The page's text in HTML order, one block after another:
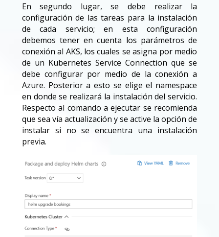
En segundo lugar, se debe realizar la
configuración de las tareas para la instalación
de cada servicio; en esta configuración
debemos tener en cuenta los parámetros de
conexión al AKS, los cuales se asigna por medio
de un Kubernetes Service Connection que se
debe configurar por medio de la conexión a
Azure. Posterior a esto se elige el namespace
en donde se realizará la instalación del servicio.
Respecto al comando a ejecutar se recomienda
que sea vía actualización y se active la opción de
instalar si no se encuentra una instalación
previa.